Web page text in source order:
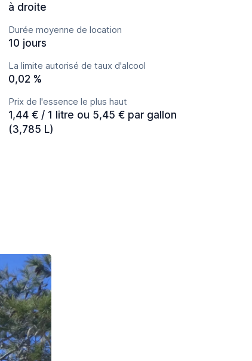
à droite
Durée moyenne de location
10 jours
La limite autorisé de taux d'alcool
0,02 %
Prix de l'essence le plus haut
1,44 € / 1 litre ou 5,45 € par gallon
(3,785 L)